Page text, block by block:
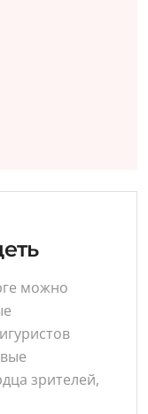
можно
зрителей,